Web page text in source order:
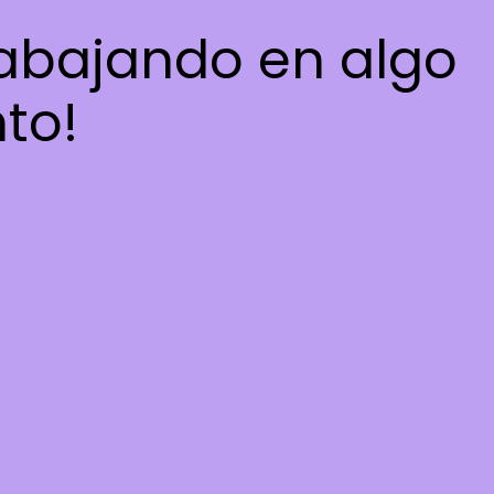
en algo